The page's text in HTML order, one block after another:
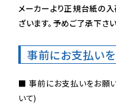
メーカーより正規台紙の
ざいます。予めご了承下さい
事前にお支払い
■ 事前にお支払いをお願
いて)